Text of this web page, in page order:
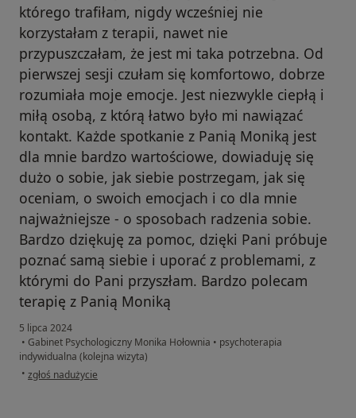
którego trafiłam, nigdy wcześniej nie
korzystałam z terapii, nawet nie
przypuszczałam, że jest mi taka potrzebna. Od
pierwszej sesji czułam się komfortowo, dobrze
rozumiała moje emocje. Jest niezwykle ciepłą i
miłą osobą, z którą łatwo było mi nawiązać
kontakt. Każde spotkanie z Panią Moniką jest
dla mnie bardzo wartościowe, dowiaduję się
dużo o sobie, jak siebie postrzegam, jak się
oceniam, o swoich emocjach i co dla mnie
najważniejsze - o sposobach radzenia sobie.
Bardzo dziękuję za pomoc, dzięki Pani próbuje
poznać samą siebie i uporać z problemami, z
którymi do Pani przyszłam. Bardzo polecam
terapię z Panią Moniką
5 lipca 2024
• Gabinet Psychologiczny Monika Hołownia • psychoterapia
indywidualna (kolejna wizyta)
• w opinii użytkownika Dorota
zgłoś nadużycie